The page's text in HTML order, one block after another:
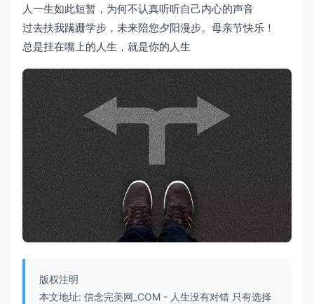
人一生如此短暂，为何不认真听听自己内心的声音
过去扶我蹒跚学步，未来陪您夕阳漫步。母亲节快乐！
总是挂在嘴上的人生，就是你的人生
版权注明
本文地址: 信念完美网_COM - 人生没有对错 只有选择